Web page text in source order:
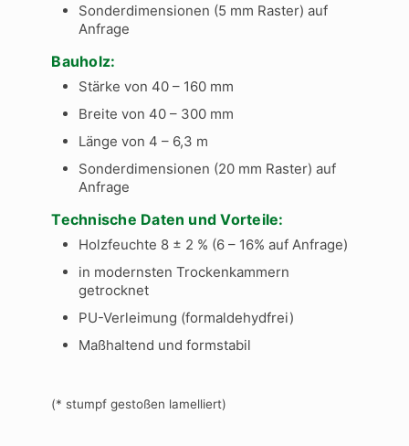
Sonderdimensionen (5 mm Raster) auf
Anfrage
Bauholz:
Stärke von 40 – 160 mm
Breite von 40 – 300 mm
Länge von 4 – 6,3 m
Sonderdimensionen (20 mm Raster) auf
Anfrage
Technische Daten und Vorteile:
Holzfeuchte 8 ± 2 % (6 – 16% auf Anfrage)
in modernsten Trockenkammern
getrocknet
PU-Verleimung (formaldehydfrei)
Maßhaltend und formstabil
(* stumpf gestoßen lamelliert)